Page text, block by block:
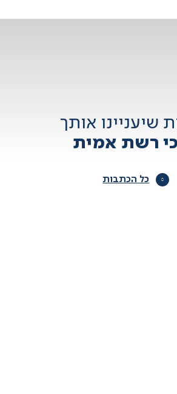
שיעניינו אותך
רשת אמית
כל הכתבות